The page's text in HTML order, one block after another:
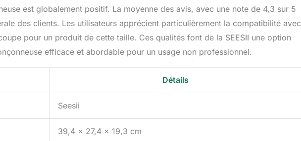
est globalement positif. La moyenne des avis, avec une note de 4,3 sur 5
des clients. Les utilisateurs apprécient particulièrement la compatibilité avec
pour un produit de cette taille. Ces qualités font de la SEESII une option
efficace et abordable pour un usage non professionnel.
Détails
Seesii
39,4 x 27,4 x 19,3 cm